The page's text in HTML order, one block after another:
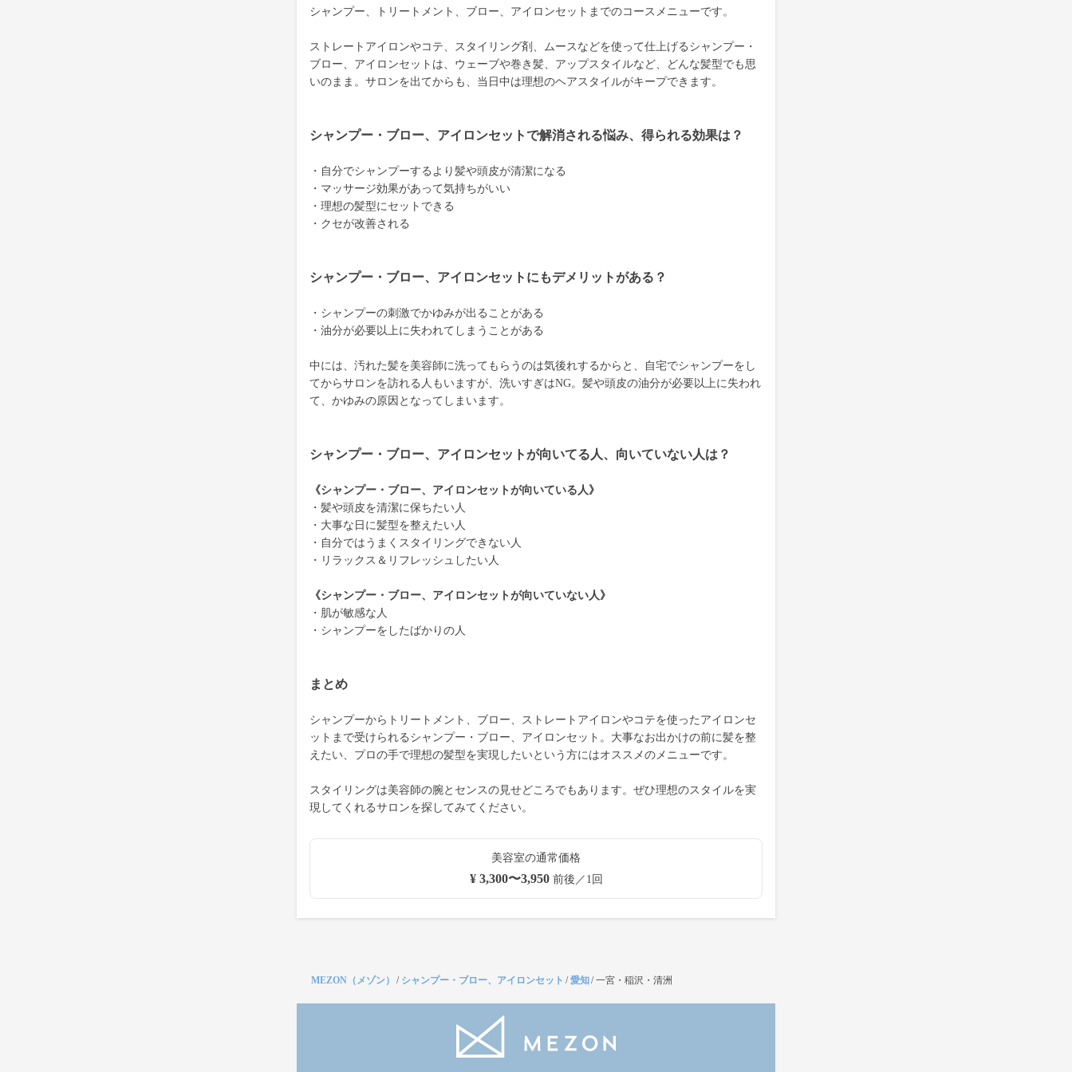
シャンプー、トリートメント、ブロー、アイロンセットまでのコースメニューです。
ストレートアイロンやコテ、スタイリング剤、ムースなどを使って仕上げるシャンプー・
ブロー、アイロンセットは、ウェーブや巻き髪、アップスタイルなど、どんな髪型でも思
いのまま。サロンを出てからも、当日中は理想のヘアスタイルがキープできます。
シャンプー・ブロー、アイロンセットで解消される悩み、得られる効果は？
・自分でシャンプーするより髪や頭皮が清潔になる
・マッサージ効果があって気持ちがいい
・理想の髪型にセットできる
・クセが改善される
シャンプー・ブロー、アイロンセットにもデメリットがある？
・シャンプーの刺激でかゆみが出ることがある
・油分が必要以上に失われてしまうことがある
中には、汚れた髪を美容師に洗ってもらうのは気後れするからと、自宅でシャンプーをし
てからサロンを訪れる人もいますが、洗いすぎはNG。髪や頭皮の油分が必要以上に失われ
て、かゆみの原因となってしまいます。
シャンプー・ブロー、アイロンセットが向いてる人、向いていない人は？
《シャンプー・ブロー、アイロンセットが向いている人》
・髪や頭皮を清潔に保ちたい人
・大事な日に髪型を整えたい人
・自分ではうまくスタイリングできない人
・リラックス＆リフレッシュしたい人
《シャンプー・ブロー、アイロンセットが向いていない人》
・肌が敏感な人
・シャンプーをしたばかりの人
まとめ
シャンプーからトリートメント、ブロー、ストレートアイロンやコテを使ったアイロンセ
ットまで受けられるシャンプー・ブロー、アイロンセット。大事なお出かけの前に髪を整
えたい、プロの手で理想の髪型を実現したいという方にはオススメのメニューです。
スタイリングは美容師の腕とセンスの見せどころでもあります。ぜひ理想のスタイルを実
現してくれるサロンを探してみてください。
美容室の通常価格
¥ 3,300〜3,950前後／1回
MEZON（メゾン） / シャンプー・ブロー、アイロンセット /愛知/一宮・稲沢・清洲